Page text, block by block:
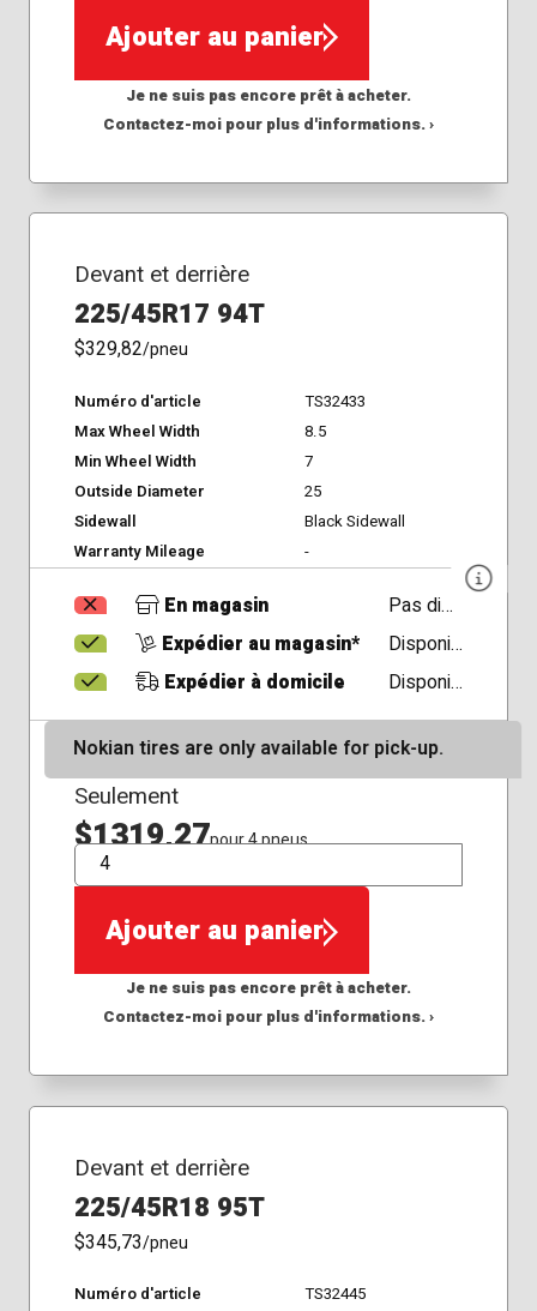
Ajouter au panier
Je ne suis pas encore prêt à acheter.
Contactez-moi pour plus d'informations. ›
Devant et derrière
225/45R17 94T
$329,82/pneu
Numéro d'article
TS32433
Max Wheel Width
8.5
Min Wheel Width
7
Outside Diameter
25
Sidewall
Black Sidewall
Warranty Mileage
-
En magasin
Pas disponible
Expédier au magasin*
Disponible
Expédier à domicile
Disponible
Nokian tires are only available for pick-up.
Seulement
$1319,27pour 4 pneus
QTÉ
Ajouter au panier
Je ne suis pas encore prêt à acheter.
Contactez-moi pour plus d'informations. ›
Devant et derrière
225/45R18 95T
$345,73/pneu
Numéro d'article
TS32445